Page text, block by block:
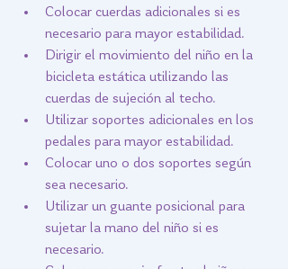
Colocar cuerdas adicionales si es
necesario para mayor estabilidad.
Dirigir el movimiento del niño en la
bicicleta estática utilizando las
cuerdas de sujeción al techo.
Utilizar soportes adicionales en los
pedales para mayor estabilidad.
Colocar uno o dos soportes según
sea necesario.
Utilizar un guante posicional para
sujetar la mano del niño si es
necesario.